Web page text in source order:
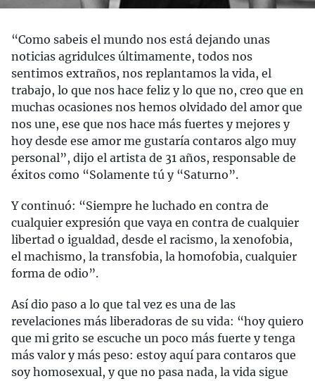
“Como sabeis el mundo nos está dejando unas
noticias agridulces últimamente, todos nos
sentimos extraños, nos replantamos la vida, el
trabajo, lo que nos hace feliz y lo que no, creo que en
muchas ocasiones nos hemos olvidado del amor que
nos une, ese que nos hace más fuertes y mejores y
hoy desde ese amor me gustaría contaros algo muy
personal”, dijo el artista de 31 años, responsable de
éxitos como “Solamente tú y “Saturno”.
Y continuó: “Siempre he luchado en contra de
cualquier expresión que vaya en contra de cualquier
libertad o igualdad, desde el racismo, la xenofobia,
el machismo, la transfobia, la homofobia, cualquier
forma de odio”.
Así dio paso a lo que tal vez es una de las
revelaciones más liberadoras de su vida: “hoy quiero
que mi grito se escuche un poco más fuerte y tenga
más valor y más peso: estoy aquí para contaros que
soy homosexual, y que no pasa nada, la vida sigue